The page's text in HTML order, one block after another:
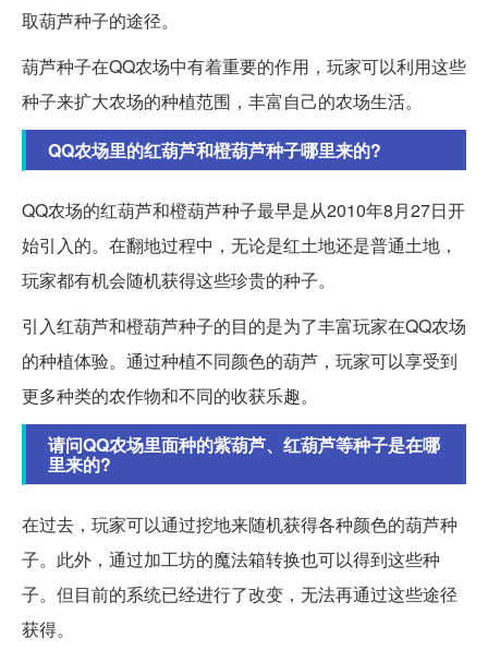
取葫芦种子的途径。
葫芦种子在QQ农场中有着重要的作用，玩家可以利用这些
种子来扩大农场的种植范围，丰富自己的农场生活。
QQ农场里的红葫芦和橙葫芦种子哪里来的?
QQ农场的红葫芦和橙葫芦种子最早是从2010年8月27日开
始引入的。在翻地过程中，无论是红土地还是普通土地，
玩家都有机会随机获得这些珍贵的种子。
引入红葫芦和橙葫芦种子的目的是为了丰富玩家在QQ农场
的种植体验。通过种植不同颜色的葫芦，玩家可以享受到
更多种类的农作物和不同的收获乐趣。
请问QQ农场里面种的紫葫芦、红葫芦等种子是在哪
里来的?
在过去，玩家可以通过挖地来随机获得各种颜色的葫芦种
子。此外，通过加工坊的魔法箱转换也可以得到这些种
子。但目前的系统已经进行了改变，无法再通过这些途径
获得。